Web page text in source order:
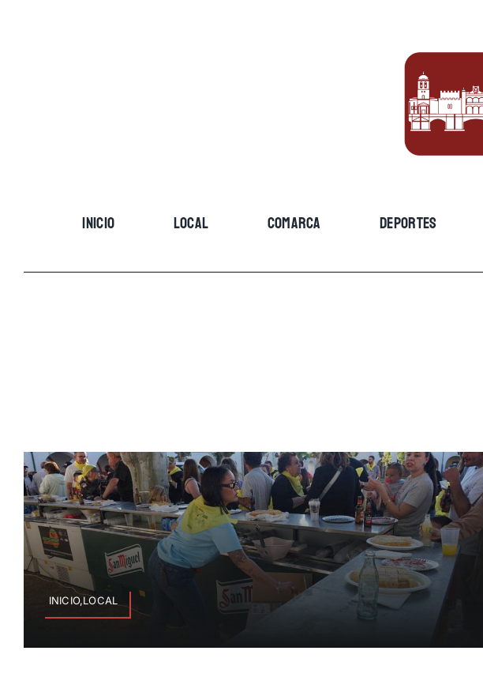
INICIO LOCAL COMARCA DEPORTES
INICIO,LOCAL